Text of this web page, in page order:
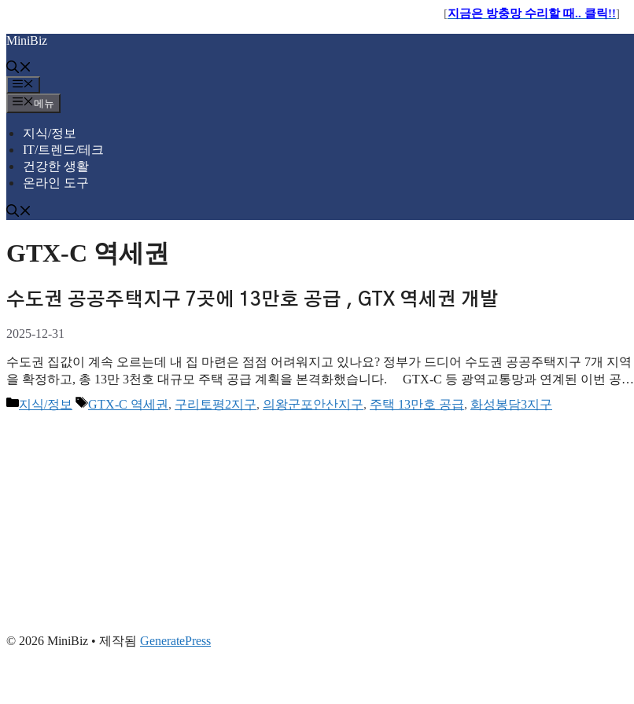
[지금은 방충망 수리할 때.. 클릭!!]
컨
텐
츠
로
건
너
뛰
기
MiniBiz
뉴
메뉴
지식/정보
IT/트렌드/테크
건강한 생활
온라인 도구
GTX-C 역세권
수도권 공공주택지구 7곳에 13만호 공급 , GTX 역세권 개발
2025-12-31
수도권 집값이 계속 오르는데 내 집 마련은 점점 어려워지고 있나요? 정부가 드디어 수도권 공공주택지구 7개 지역
을 확정하고, 총 13만 3천호 대규모 주택 공급 계획을 본격화했습니다. GTX-C 등 광역교통망과 연계된 이번 공급
으로 공공임대 4만호, 공공분양 3만 4천호가 포함되어 주거 안정의 새로운 기회가 열릴 것으로 보입니다. 수도권 공
공주택지구 7곳 확정! 국토교통부가 2025년 12월 31일 발표한 …더 읽기
카
지식/정보
태
GTX-C 역세권, 구리토평2지구, 의왕군포안산지구, 주택 13만호 공급, 화성봉담3지구
© 2026 MiniBiz • 제작됨 GeneratePress